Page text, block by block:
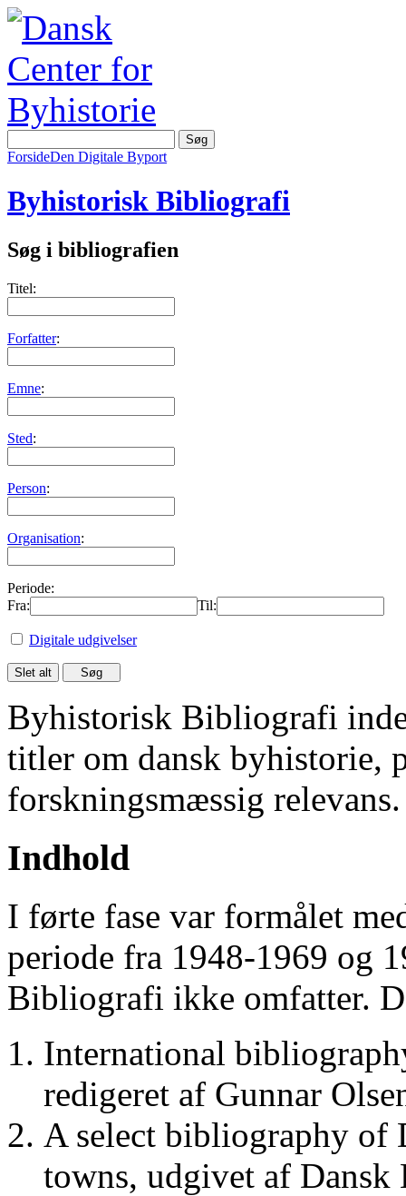
ForsideDen Digitale Byport
Byhistorisk Bibliografi
Søg i bibliografien
Titel:
Forfatter:
Emne:
Sted:
Person:
Organisation:
Periode:
Fra:
Til:
Digitale udgivelser
Byhistorisk Bibliografi
titler om dansk byhistorie,
forskningsmæssig relevans.
Indhold
I førte fase var formålet
periode fra 1948-1969 og
Bibliografi ikke omfatter.
International
redigeret af Gunnar
A select bibliography of
towns, udgivet af